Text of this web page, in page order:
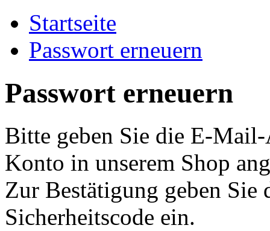
Startseite
Passwort erneuern
Passwort erneuern
Bitte geben Sie die E-
Konto in unserem Shop
Zur Bestätigung geben Sie
Sicherheitscode ein.